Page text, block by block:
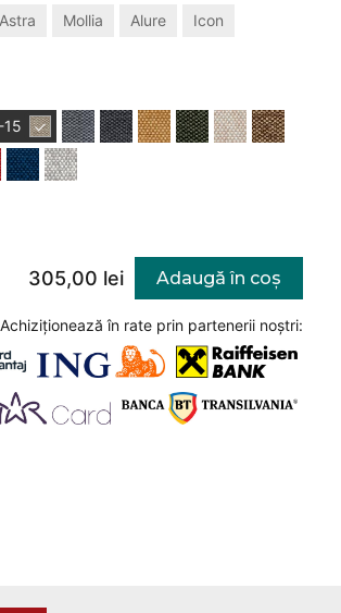
Astra Mollia Alure Icon
15
305,00 lei Adaugă în coș
Achiziționează în rate prin partenerii noștri: